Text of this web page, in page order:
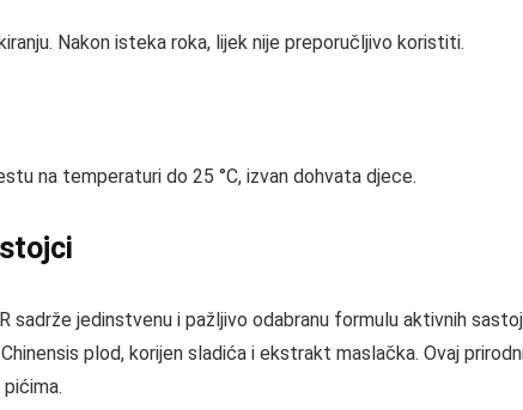
Nakon isteka roka, lijek nije preporučljivo koristiti.
na temperaturi do 25 °C, izvan dohvata djece.
sadrže jedinstvenu i pažljivo odabranu formulu aktivnih
plod, korijen sladića i ekstrakt maslačka. Ovaj